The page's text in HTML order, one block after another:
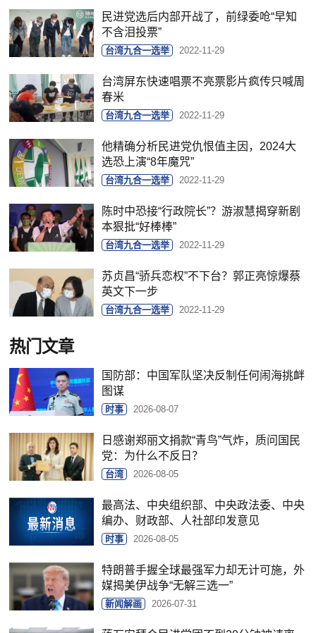
民进党选后内部开战了，前绿委呛“早知
不含泪投票”
台湾九合一选举 2022-11-29
台湾屏东快速唱票不亮票影片疯传只喊周
春米
台湾九合一选举 2022-11-29
他精确分析民进党仇恨值主因，2024大
选恐上演“8年魔咒”
台湾九合一选举 2022-11-29
陈时中恐接“行政院长”？游淑慧揭穿新剧
本狠批“好棒棒”
台湾九合一选举 2022-11-29
苏贞昌“骄兵恋权”不下台？郭正亮惊爆蔡
英文下一步
台湾九合一选举 2022-11-29
热门文章
国防部：中国军队坚决反制任何闹海挑衅
图谋
时事 2026-08-07
日感谢郑丽文捐款“青鸟”气炸，质问国民
党：为什么不反日？
台湾 2026-08-05
最高法、中央组织部、中央政法委、中央
编办、财政部、人社部印发意见
时事 2026-08-05
特朗普手握全球最强军力却无计可施，外
媒揭美伊战争“无解三选一”
新闻解画 2026-07-31